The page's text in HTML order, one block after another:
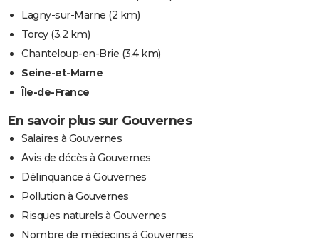
Lagny-sur-Marne (2 km)
Torcy(3.2 km)
Chanteloup-en-Brie (3.4 km)
Seine-et-Marne
Île-de-France
En savoir plus sur Gouvernes
Salaires à Gouvernes
Avis de décès à Gouvernes
Délinquance à Gouvernes
Pollution à Gouvernes
Risques naturels à Gouvernes
Nombre de médecins à Gouvernes